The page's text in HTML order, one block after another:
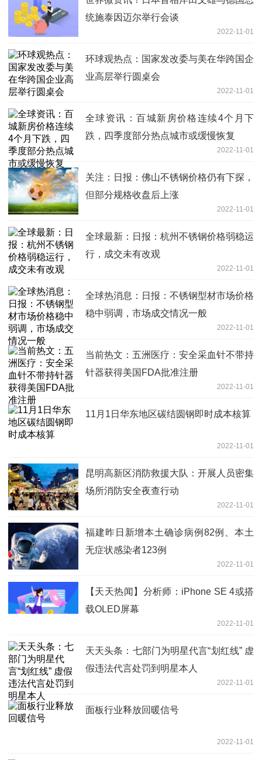
统施泰因迈尔举行会谈
2022-11-01
环球观热点：国家发改委与美在华跨国企
业高层举行圆桌会
2022-11-01
全球资讯：百城新房价格连续4个月下
跌，四季度部分热点城市或缓慢恢复
2022-11-01
关注：日报：佛山不锈钢价格仍有下探，
但部分规格收盘后上涨
2022-11-01
全球最新：日报：杭州不锈钢价格弱稳运
行，成交未有改观
2022-11-01
全球热消息：日报：不锈钢型材市场价格
稳中弱调，市场成交情况一般
2022-11-01
当前热文：五洲医疗：安全采血针不带持
针器获得美国FDA批准注册
2022-11-01
11月1日华东地区碳结圆钢即时成本核算
2022-11-01
昆明高新区消防救援大队：开展人员密集
场所消防安全夜查行动
2022-11-01
福建昨日新增本土确诊病例82例、本土
无症状感染者123例
2022-11-01
【天天热闻】分析师：iPhone SE 4或搭
载OLED屏幕
2022-11-01
天天头条：七部门为明星代言“划红线” 虚
假违法代言处罚到明星本人
2022-11-01
面板行业释放回暖信号
2022-11-01